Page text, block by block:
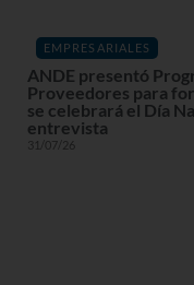
EMPRESARIALES
ANDE presentó
Proveedores para
se celebrará el Día
entrevista
31/07/26